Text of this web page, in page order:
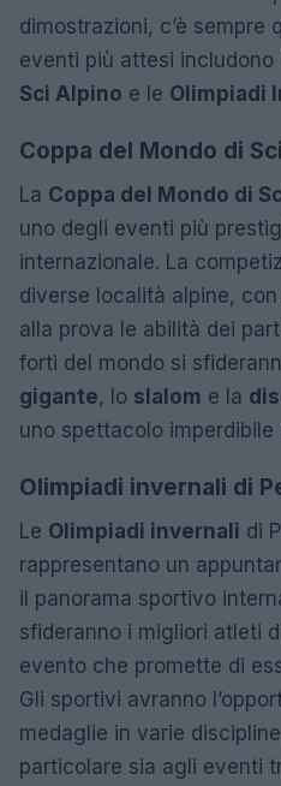
dimostrazioni, c’è sempre
eventi più attesi includono
Sci Alpino e le Olimpiadi
Coppa del Mondo di
La Coppa del Mondo di
uno degli eventi più
internazionale. La
diverse località alpine,
alla prova le abilità dei
forti del mondo si
gigante, lo slalom e la
uno spettacolo
Olimpiadi invernali di
Le Olimpiadi invernali di
rappresentano un
il panorama sportivo
sfideranno i migliori atleti
evento che promette di
Gli sportivi avranno
medaglie in varie
particolare sia agli eventi